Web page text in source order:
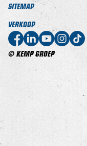
© KEMP GROEP
SITEMAP
VERKOOP